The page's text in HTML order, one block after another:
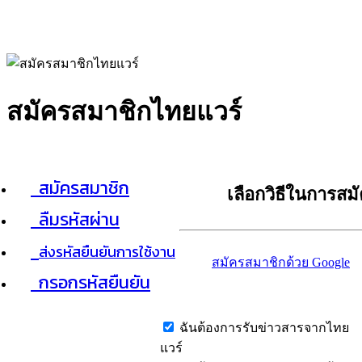
สมัครสมาชิกไทยแวร์
สมัครสมาชิก
ลืมรหัสผ่าน
ส่งรหัสยืนยันการใช้งาน
กรอกรหัสยืนยัน
เลือกวิธีในการส
สมัครสมาชิกด้วย Google
ฉันต้องการรับข่าวสารจากไทย
แวร์